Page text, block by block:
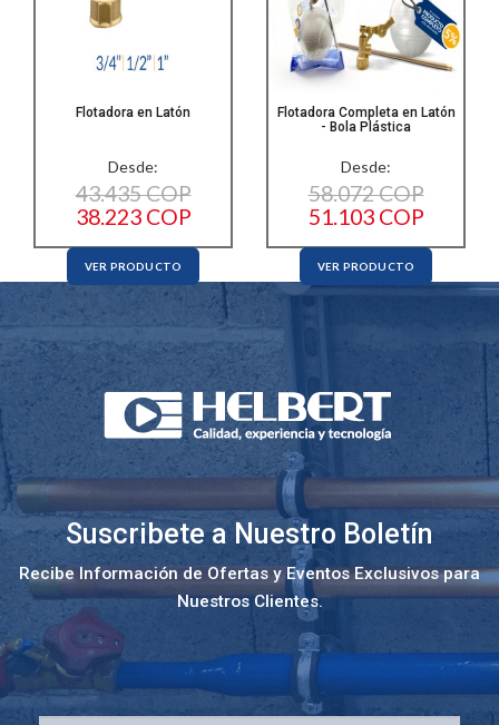
Flotadora en Latón
Desde:
43.435 COP
38.223 COP
VER PRODUCTO
Flotadora Completa en Latón
- Bola Plástica
Desde:
58.072 COP
51.103 COP
VER PRODUCTO
Suscribete a Nuestro Boletín
Recibe Información de Ofertas y Eventos Exclusivos para
Nuestros Clientes.